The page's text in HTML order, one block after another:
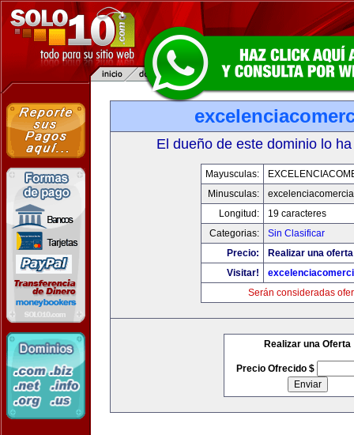
El dueño de este dominio lo
Mayusculas:
Minusculas:
Longitud:
19 caracteres
Categorias:
Sin Clasificar
Precio:
Realizar una
Visitar!
Serán consideradas
Realizar una Oferta
Precio Ofrecido $